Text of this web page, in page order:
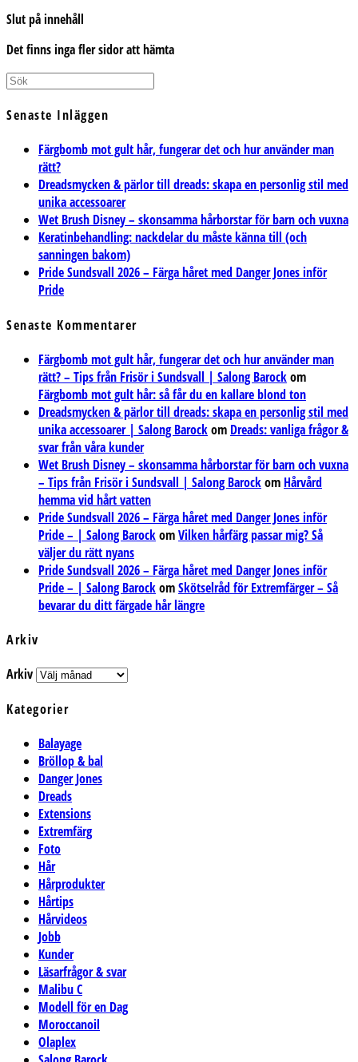
Slut på innehåll
Det finns inga fler sidor att hämta
Senaste Inläggen
Färgbomb mot gult hår, fungerar det och hur använder man
rätt?
Dreadsmycken & pärlor till dreads: skapa en personlig stil med
unika accessoarer
Wet Brush Disney – skonsamma hårborstar för barn och vuxna
Keratinbehandling: nackdelar du måste känna till (och
sanningen bakom)
Pride Sundsvall 2026 – Färga håret med Danger Jones inför
Pride
Senaste Kommentarer
Färgbomb mot gult hår, fungerar det och hur använder man
rätt? – Tips från Frisör i Sundsvall | Salong Barockom
Färgbomb mot gult hår: så får du en kallare blond ton
Dreadsmycken & pärlor till dreads: skapa en personlig stil med
unika accessoarer | Salong Barockom Dreads: vanliga frågor &
svar från våra kunder
Wet Brush Disney – skonsamma hårborstar för barn och vuxna
– Tips från Frisör i Sundsvall | Salong Barockom Hårvård
hemma vid hårt vatten
Pride Sundsvall 2026 – Färga håret med Danger Jones inför
Pride – | Salong BarockomVilken hårfärg passar mig? Så
väljer du rätt nyans
Pride Sundsvall 2026 – Färga håret med Danger Jones inför
Pride – | Salong BarockomSkötselråd för Extremfärger – Så
bevarar du ditt färgade hår längre
Arkiv
Arkiv
Kategorier
Balayage
Bröllop & bal
Danger Jones
Dreads
Extensions
Extremfärg
Foto
Hår
Hårprodukter
Hårtips
Hårvideos
Jobb
Kunder
Läsarfrågor & svar
Malibu C
Modell för en Dag
Moroccanoil
Olaplex